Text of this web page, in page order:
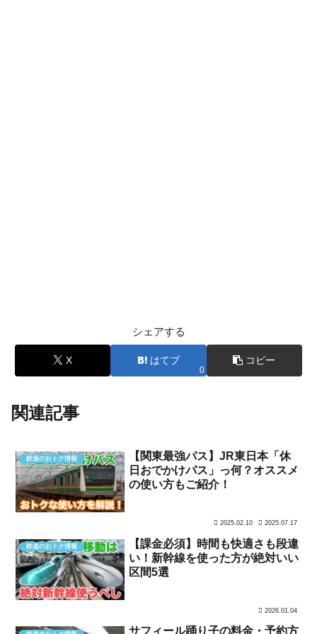
シェアする
X はてブ
0
コピー
関連記事
鉄道のおトク情報
【関東最強パス】JR東日本「休
日おでかけパス」っ何？オススメ
の使い方もご紹介！
2025.02.10 2025.07.17
鉄道のおトク情報
【課金必須】時間も快適さも段違
い！新幹線を使った方が絶対いい
区間5選
2026.01.04
サフィール踊り子の料金・予約方